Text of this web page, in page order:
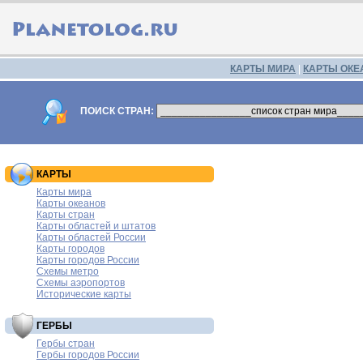
КАРТЫ МИРА КАРТЫ
ПОИСК СТРАН:
КАРТЫ
Карты мира
Карты океанов
Карты стран
Карты областей и штатов
Карты областей России
Карты городов
Карты городов России
Схемы метро
Схемы аэропортов
Исторические карты
ГЕРБЫ
Гербы стран
Гербы городов России